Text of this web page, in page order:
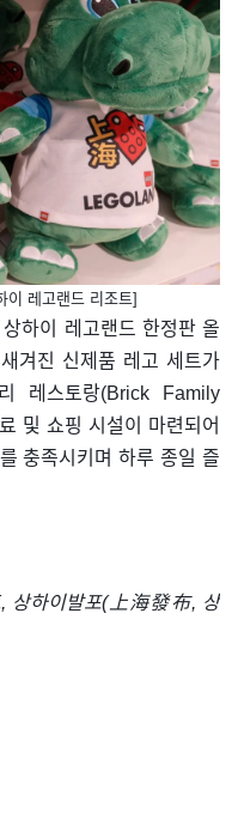
이 레고랜드 리조트]
하이 레고랜드 한정판 올
겨진 신제품 레고 세트가
레스토랑(Brick Family
및 쇼핑 시설이 마련되어
충족시키며 하루 종일 즐
상하이발포(上海發布, 상